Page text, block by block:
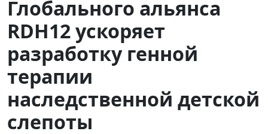
Глобального альянса
RDH12 ускоряет
разработку генной
терапии
наследственной детской
слепоты